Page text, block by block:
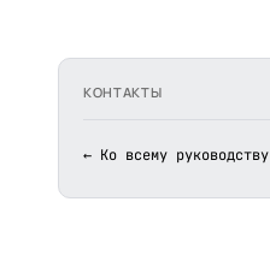
КОНТАКТЫ
← Ко всему руководству